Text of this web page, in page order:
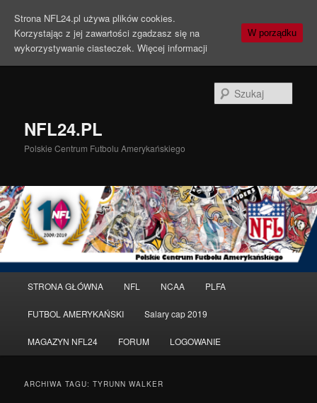
NFL24.PL
Polskie Centrum Futbolu Amerykańskiego
główne
Przeskocz
do
tekstu
Przeskocz
do
widgetów
STRONA GŁÓWNA NFL NCAA PLFA
FUTBOL AMERYKAŃSKI Salary cap 2019
MAGAZYN NFL24 FORUM LOGOWANIE
ARCHIWA TAGU:TYRUNN WALKER
Strona NFL24.pl używa plików cookies.
Korzystając z jej zawartości zgadzasz się na
wykorzystywanie ciasteczek. Więcej informacji
W porządku